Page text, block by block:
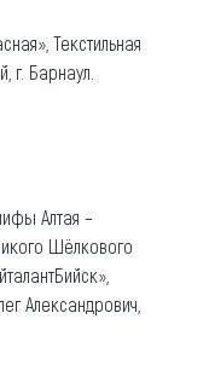
Текстильная
г. Барнаул.
Алтая –
Шёлкового
Александрович,